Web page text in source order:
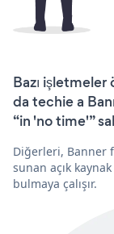
Bazı
da techie a
“in 'no time'”
Diğerleri, Banner
sunan açık
bulmaya çalışır.